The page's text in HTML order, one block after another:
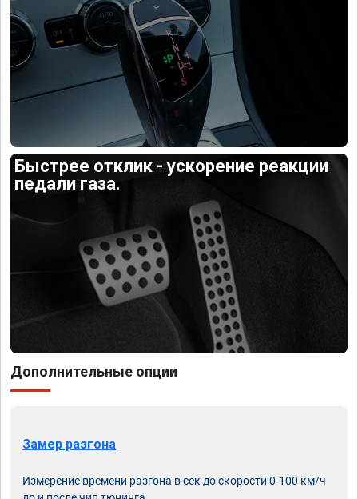
Быстрее отклик - ускорение реакции
педали газа.
Дополнительные опции
Замер разгона
Измерение времени разгона в сек до скорости 0-100 км/ч